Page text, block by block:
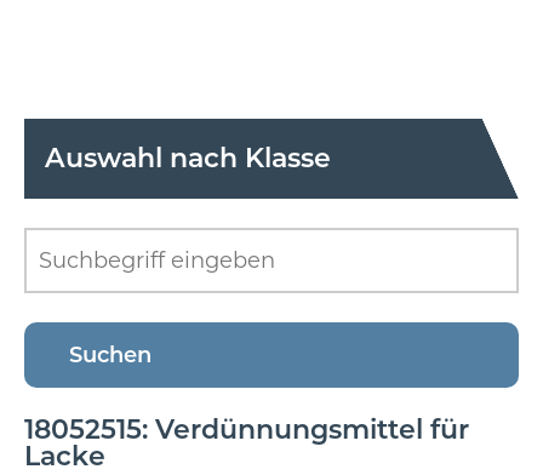
Auswahl nach Klasse
18052515: Verdünnungsmittel für
Lacke